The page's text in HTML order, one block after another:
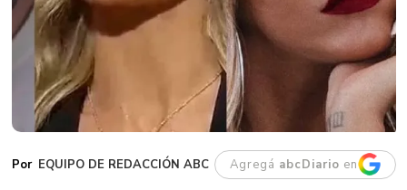
EQUIPO DE REDACCIÓN ABC Agregá abcDiario en